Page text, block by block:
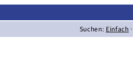
Suchen: Einfach